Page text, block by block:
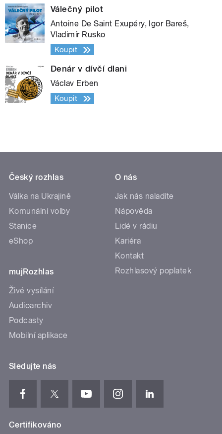
Válečný pilot
Antoine De Saint Exupéry, Igor Bareš,
Vladimír Rusko
Koupit
Denár v dívčí dlani
Václav Erben
Koupit
Český rozhlas
Válka na Ukrajině
Komunální volby
Stanice
eShop
mujRozhlas
Živé vysílání
Audioarchiv
Podcasty
Mobilní aplikace
O nás
Jak nás naladíte
Nápověda
Lidé v rádiu
Kariéra
Kontakt
Rozhlasový poplatek
Sledujte nás
Certifikováno